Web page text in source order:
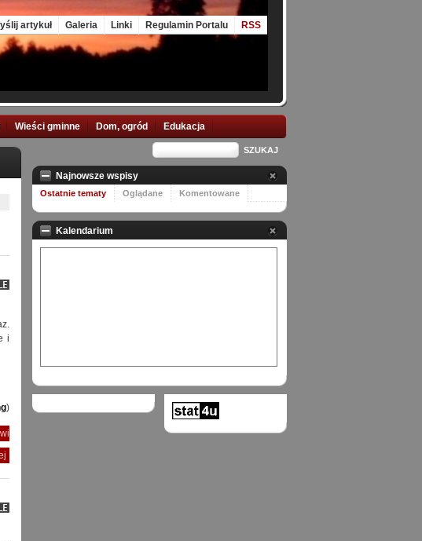
artykuł Galeria Linki Regulamin Portalu RSS
Wieści gminne Dom, ogród Edukacja
i
)
Najnowsze wspisy
Ostatnie tematy Oglądane Komentowane
Kalendarium